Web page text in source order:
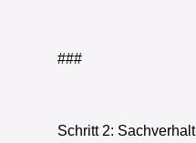
###
Schritt 2: Sachverhalt